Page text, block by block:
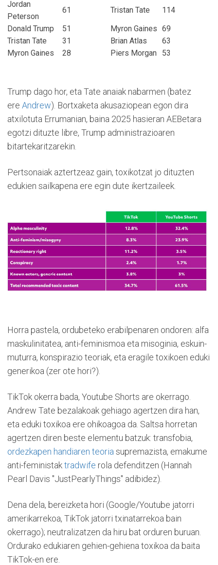
Jordan
Peterson
61 Tristan Tate
114
Donald Trump
51 Myron Gaines 69
Tristan Tate
31 Brian Atlas
63
Myron Gaines
28 Piers Morgan 53
Trump dago hor, eta Tate anaiak nabarmen (batez
ere Andrew). Bortxaketa akusaziopean egon dira
atxilotuta Errumanian, baina 2025 hasieran AEBetara
egotzi dituzte libre, Trump administrazioaren
bitartekaritzarekin.
Pertsonaiak aztertzeaz gain, toxikotzat jo dituzten
edukien sailkapena ere egin dute ikertzaileek.
Horra pastela, ordubeteko erabilpenaren ondoren: alfa
maskulinitatea, anti-feminismoa eta misoginia, eskuin-
muturra, konspirazio teoriak, eta eragile toxikoen eduki
generikoa (zer ote hori?).
TikTok okerra bada, Youtube Shorts are okerrago.
Andrew Tate bezalakoak gehiago agertzen dira han,
eta eduki toxikoa ere ohikoagoa da. Saltsa horretan
agertzen diren beste elementu batzuk: transfobia,
ordezkapen handiaren teoria supremazista, emakume
anti-feministaktradwife rola defenditzen (Hannah
Pearl Davis "JustPearlyThings" adibidez).
Dena dela, bereizketa hori (Google/Youtube jatorri
amerikarrekoa, TikTok jatorri txinatarrekoa bain
okerrago); neutralizatzen da hiru bat orduren buruan.
Ordurako edukiaren gehien-gehiena toxikoa da baita
TikTok-en ere.